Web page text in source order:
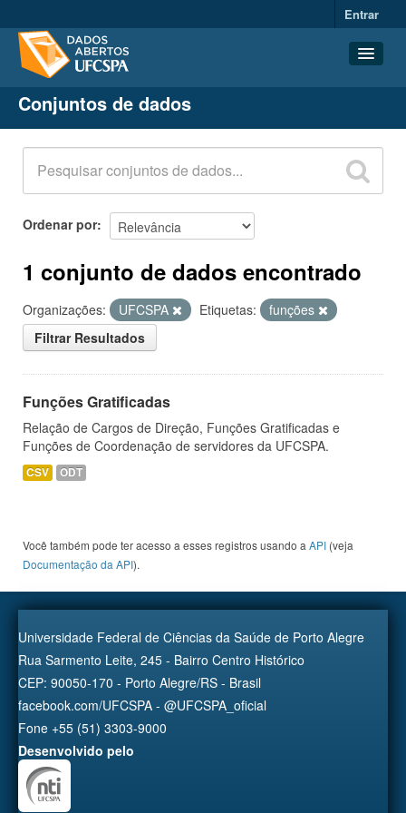
Entrar
Conjuntos de dados
Organizações
Grupos
Sobre
Conjuntos de dados
Ordenar por
1 conjunto de dados encontrado
Organizações: UFCSPA Etiquetas:
funções
Filtrar Resultados
Funções Gratificadas
Relação de Cargos de Direção, Funções Gratificadas e
Funções de Coordenação de servidores da UFCSPA.
CSV ODT
Você também pode ter acesso a esses registros usando a API (veja
Documentação da API).
Universidade Federal de Ciências da Saúde de Porto Alegre
Rua Sarmento Leite, 245 - Bairro Centro Histórico
CEP: 90050-170 - Porto Alegre/RS - Brasil
facebook.com/UFCSPA - @UFCSPA_oficial
Fone +55 (51) 3303-9000
Desenvolvido pelo